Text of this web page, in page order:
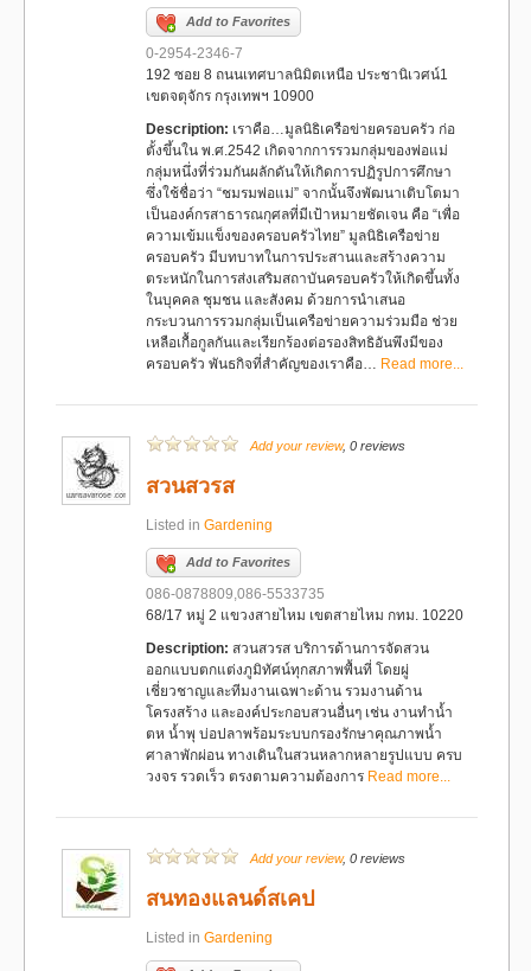
Add to Favorites
0-2954-2346-7
192 ซอย 8 ถนนเทศบาลนิมิตเหนือ ประชานิเวศน์1
เขตจตุจักร กรุงเทพฯ 10900
Description: เราคือ…มูลนิธิเครือข่ายครอบครัว ก่อ
ตั้งขึ้นใน พ.ศ.2542 เกิดจากการรวมกลุ่มของพ่อแม่
กลุ่มหนึ่งที่ร่วมกันผลักดันให้เกิดการปฏิรูปการศึกษา
ซึ่งใช้ชื่อว่า “ชมรมพ่อแม่” จากนั้นจึงพัฒนาเติบโตมา
เป็นองค์กรสาธารณกุศลที่มีเป้าหมายชัดเจน คือ “เพื่อ
ความเข้มแข็งของครอบครัวไทย” มูลนิธิเครือข่าย
ครอบครัว มีบทบาทในการประสานและสร้างความ
ตระหนักในการส่งเสริมสถาบันครอบครัวให้เกิดขึ้นทั้ง
ในบุคคล ชุมชน และสังคม ด้วยการนำเสนอ
กระบวนการรวมกลุ่มเป็นเครือข่ายความร่วมมือ ช่วย
เหลือเกื้อกูลกันและเรียกร้องต่อรองสิทธิอันพึงมีของ
ครอบครัว พันธกิจที่สำคัญของเราคือ… Read more...
Add your review, 0 reviews
สวนสวรส
Listed in Gardening
Add to Favorites
086-0878809,086-5533735
68/17 หมู่ 2 แขวงสายไหม เขตสายไหม กทม. 10220
Description: สวนสวรส บริการด้านการจัดสวน
ออกแบบตกแต่งภูมิทัศน์ทุกสภาพพื้นที่ โดยผู่
เชี่ยวชาญและทีมงานเฉพาะด้าน รวมงานด้าน
โครงสร้าง และองค์ประกอบสวนอื่นๆ เช่น งานทำน้ำ
ตห น้ำพุ บ่อปลาพร้อมระบบกรองรักษาคุณภาพน้ำ
ศาลาพักผ่อน ทางเดินในสวนหลากหลายรูปแบบ ครบ
วงจร รวดเร็ว ตรงตามความต้องการ Read more...
Add your review, 0 reviews
สนทองแลนด์สเคป
Listed in Gardening